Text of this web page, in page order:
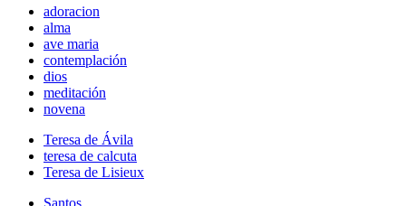
adoracion
alma
ave maria
contemplación
dios
meditación
novena
Teresa de Ávila
teresa de calcuta
Teresa de Lisieux
Santos